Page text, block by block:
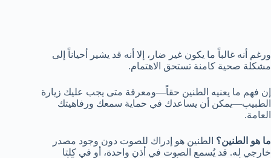
ورغم أنه غالباً ما يكون غير ضار، إلا أنه قد يشير أحياناً إلى
مشكلة صحية كامنة تستحق الاهتمام.
إن فهم ما يعنيه الطنين حقاً—ومعرفة متى يجب عليك زيارة
الطبيب—يمكن أن يساعدك في حماية سمعك ورفاهيتك
العامة.
ما هو الطنين؟ الطنين هو إدراك للصوت دون وجود مصدر
خارجي له. قد يُسمع الصوت في أذن واحدة، أو في كلتا